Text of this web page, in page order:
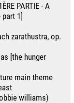
PARTIE - A
1]
zarathustra, op.
[the hunger
main theme
williams)